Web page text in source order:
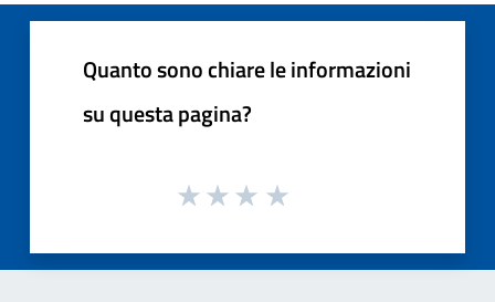
Quanto sono chiare le informazioni
su questa pagina?